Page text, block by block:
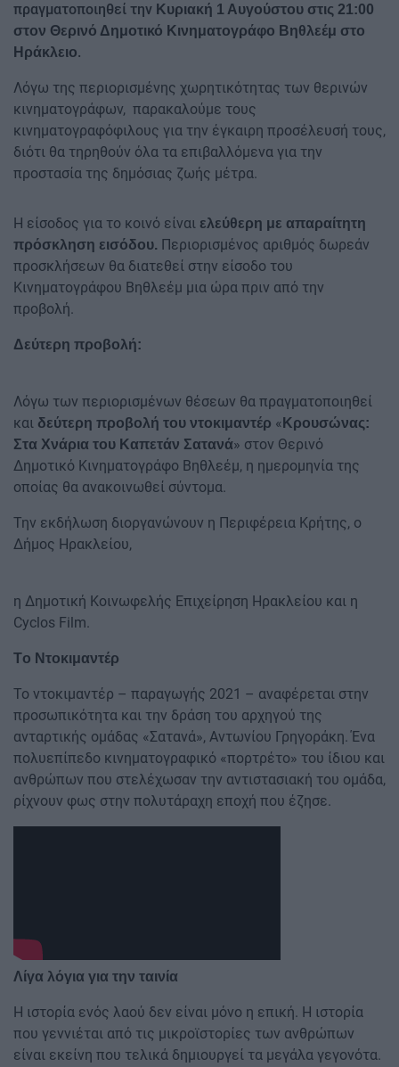
πραγματοποιηθεί την Κυριακή 1 Αυγούστου στις 21:00
στον Θερινό Δημοτικό Κινηματογράφο Βηθλεέμ στο
Ηράκλειο.
Λόγω της περιορισμένης χωρητικότητας των θερινών
κινηματογράφων, παρακαλούμε τους
κινηματογραφόφιλους για την έγκαιρη προσέλευσή τους,
διότι θα τηρηθούν όλα τα επιβαλλόμενα για την
προστασία της δημόσιας ζωής μέτρα.
Η είσοδος για το κοινό είναι ελεύθερη με απαραίτητη
πρόσκληση εισόδου. Περιορισμένος αριθμός δωρεάν
προσκλήσεων θα διατεθεί στην είσοδο του
Κινηματογράφου Βηθλεέμ μια ώρα πριν από την
προβολή.
Δεύτερη προβολή:
Λόγω των περιορισμένων θέσεων θα πραγματοποιηθεί
και δεύτερη προβολή του ντοκιμαντέρ « Kρουσώνας:
Στα Χνάρια του Καπετάν Σατανά» στον Θερινό
Δημοτικό Κινηματογράφο Βηθλεέμ, η ημερομηνία της
οποίας θα ανακοινωθεί σύντομα.
Την εκδήλωση διοργανώνουν η Περιφέρεια Κρήτης, ο
Δήμος Hρακλείου,
η Δημοτική Κοινωφελής Επιχείρηση Ηρακλείου και η
Cyclos Film.
Tο Ντοκιμαντέρ
Το ντοκιμαντέρ – παραγωγής 2021 – αναφέρεται στην
προσωπικότητα και την δράση του αρχηγού της
ανταρτικής ομάδας «Σατανά», Αντωνίου Γρηγοράκη. Ένα
πολυεπίπεδο κινηματογραφικό «πορτρέτο» του ίδιου και
ανθρώπων που στελέχωσαν την αντιστασιακή του ομάδα,
ρίχνουν φως στην πολυτάραχη εποχή που έζησε.
Λίγα λόγια για την ταινία
Η ιστορία ενός λαού δεν είναι μόνο η επική. Η ιστορία
που γεννιέται από τις μικροϊστορίες των ανθρώπων
είναι εκείνη που τελικά δημιουργεί τα μεγάλα γεγονότα.